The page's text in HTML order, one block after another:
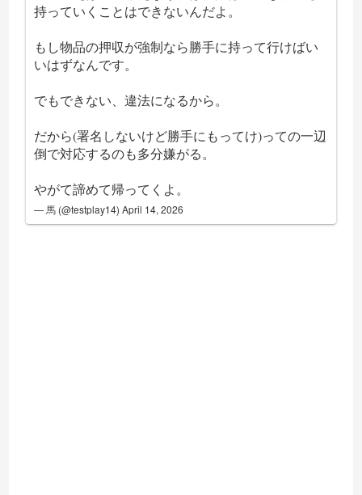
持っていくことはできないんだよ。
もし物品の押収が強制なら勝手に持って行けばい
いはずなんです。
でもできない、違法になるから。
だから(署名しないけど勝手にもってけ)っての一辺
倒で対応するのも多分嫌がる。
やがて諦めて帰ってくよ。
— 馬 (@testplay14)April 14, 2026